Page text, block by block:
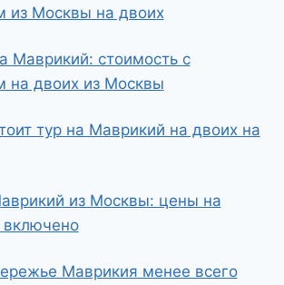
из Москвы на двоих
Маврикий: стоимость с
на двоих из Москвы
тур на Маврикий на двоих на
из Москвы: цены на
включено
Маврикия менее всего